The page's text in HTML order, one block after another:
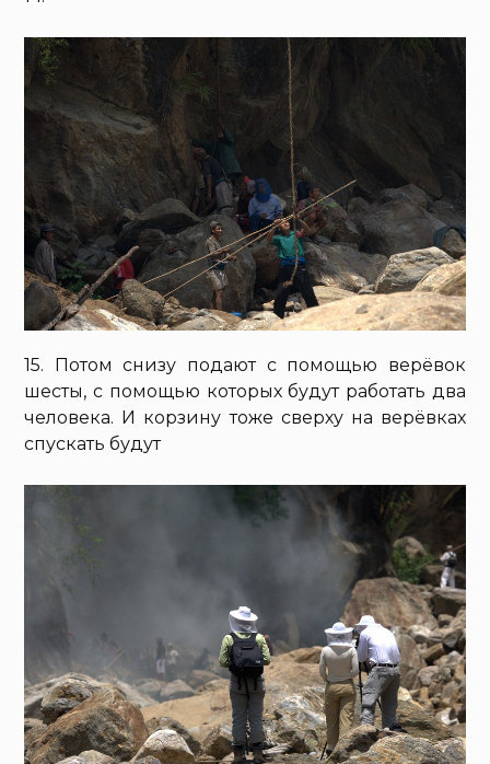
15. Потом снизу подают с помощью верёвок
шесты, с помощью которых будут работать два
человека. И корзину тоже сверху на верёвках
спускать будут